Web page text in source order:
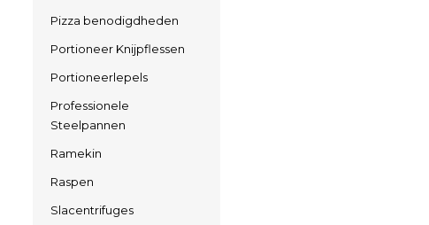
Pizza benodigdheden
Portioneer Knijpflessen
Portioneerlepels
Professionele
Steelpannen
Ramekin
Raspen
Slacentrifuges